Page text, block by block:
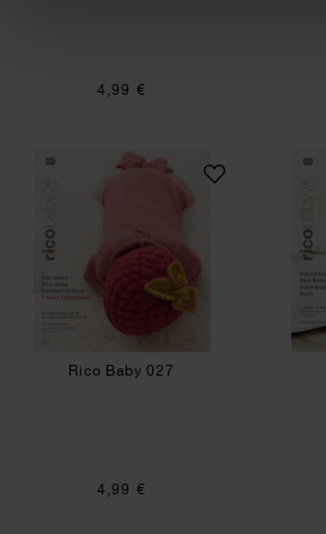
4,99 €
Rico Baby 027
Rico Baby 027
4,99 €